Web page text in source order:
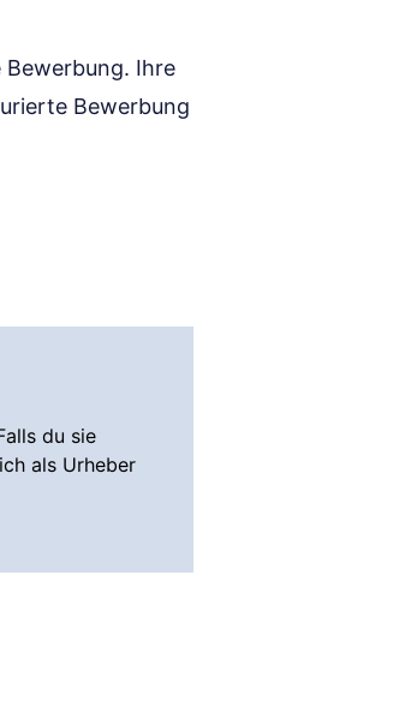
Bewerbung. Ihre
Bewerbung
du sie
als Urheber